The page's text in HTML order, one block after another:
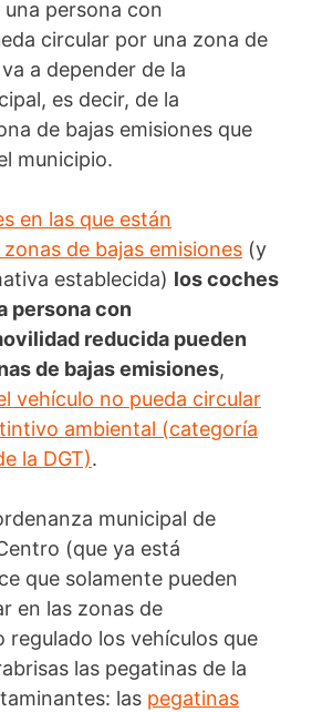
persona con
circular por una zona de
a depender de la
es decir, de la
de bajas emisiones que
municipio.
en las que están
de bajas emisiones (y
establecida) los coches
persona con
reducida pueden
de bajas emisiones,
vehículo no pueda circular
ambiental (categoría
la DGT).
municipal de
(que ya está
que solamente pueden
en las zonas de
regulado los vehículos que
las pegatinas de la
las pegatinas